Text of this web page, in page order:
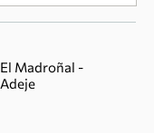
El Madroñal -
Adeje